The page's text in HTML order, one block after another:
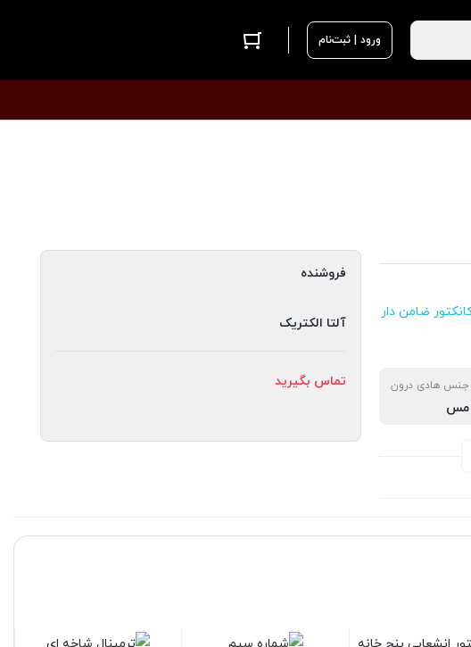
ورود | ثبت‌نام
ضامن دار
جنس هادی درون
مس
فروشنده
آلتا الکتریک
تماس بگیرید